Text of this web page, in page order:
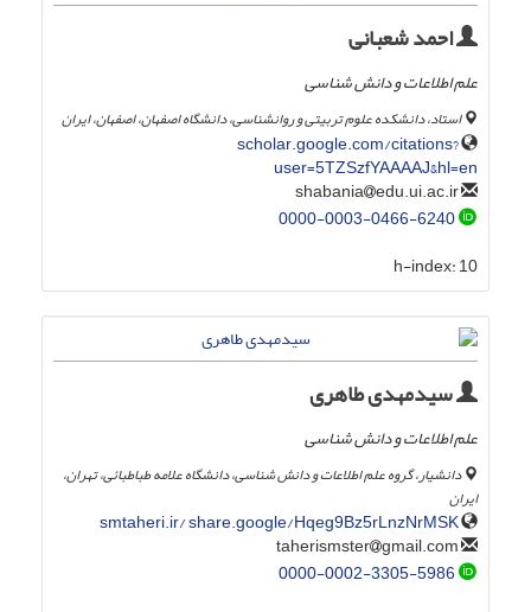
احمد شعبانی
علم اطلاعات و دانش شناسی
استاد، دانشکده علوم تربیتی و روانشناسی، دانشگاه اصفهان، اصفهان، ایران
scholar.google.com/citations?
user=5TZSzfYAAAAJ&hl=en
edu.ui.ac.ir
0000-0003-0466-6240
h-index:10
سیدمهدی طاهری
علم اطلاعات و دانش شناسی
دانشیار، گروه علم اطلاعات و دانش شناسی، دانشگاه علامه طباطبائی، تهران،
ایران
smtaheri.ir/ share.google/Hqeg9Bz5rLnzNrMSK
gmail.com
0000-0002-3305-5986